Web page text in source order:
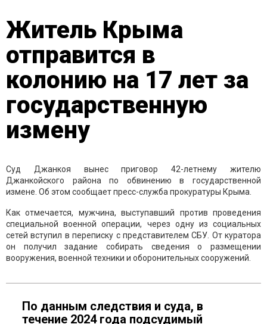
Житель Крыма
отправится в
колонию на 17 лет за
государственную
измену
Суд Джанкоя вынес приговор 42-летнему жителю
Джанкойского района по обвинению в государственной
измене. Об этом сообщает пресс-служба прокуратуры Крыма.
Как отмечается, мужчина, выступавший против проведения
специальной военной операции, через одну из социальных
сетей вступил в переписку с представителем СБУ. От куратора
он получил задание собирать сведения о размещении
вооружения, военной техники и оборонительных сооружений.
По данным следствия и суда, в
течение 2024 года подсудимый